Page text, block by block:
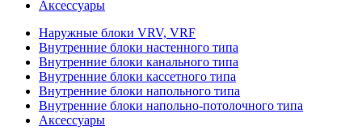
Аксессуары
Наружные блоки VRV, VRF
Внутренние блоки настенного типа
Внутренние блоки канального типа
Внутренние блоки кассетного типа
Внутренние блоки напольного типа
Внутренние блоки напольно-потолочного типа
Аксессуары